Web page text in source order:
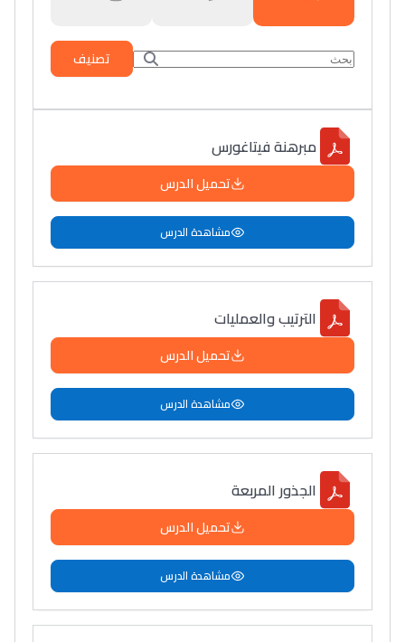
تصنيف
مبرهنة فيتاغورس
تحميل الدرس
مشاهدة الدرس
الترتيب والعمليات
تحميل الدرس
مشاهدة الدرس
الجذور المربعة
تحميل الدرس
مشاهدة الدرس